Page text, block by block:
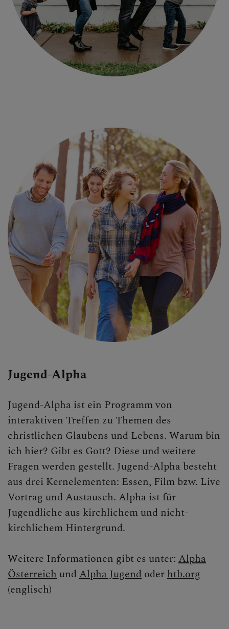
Jugend-Alpha
Jugend-Alpha ist ein Programm von
interaktiven Treffen zu Themen des
christlichen Glaubens und Lebens. Warum bin
ich hier? Gibt es Gott? Diese und weitere
Fragen werden gestellt. Jugend-Alpha besteht
aus drei Kernelementen: Essen, Film bzw. Live
Vortrag und Austausch. Alpha ist für
Jugendliche aus kirchlichem und nicht-
kirchlichem Hintergrund.
Weitere Informationen gibt es unter: Alpha
Österreichund Alpha Jugend oderhtb.org
(englisch)